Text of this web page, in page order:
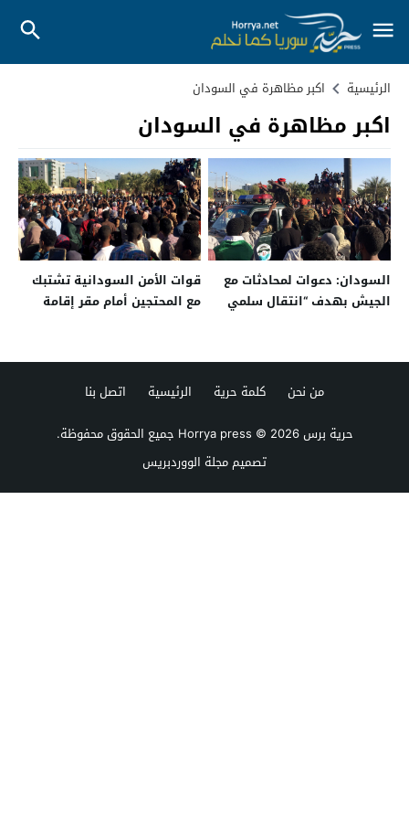
الرئيسية اكبر مظاهرة في السودان
اكبر مظاهرة في السودان
السودان: دعوات لمحادثات مع
الجيش بهدف “انتقال سلمي
قوات الأمن السودانية تشتبك
مع المحتجين أمام مقر إقامة
من نحن كلمة حرية الرئيسية
اتصل بنا
حرية برس Horrya press© 2026 جميع الحقوق محفوظة.
تصميممجلة الووردبريس